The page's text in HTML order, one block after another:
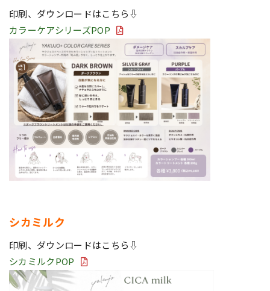
印刷、ダウンロードはこちら⇩
カラーケアシリーズPOP
シカミルク
印刷、ダウンロードはこちら⇩
シカミルクPOP